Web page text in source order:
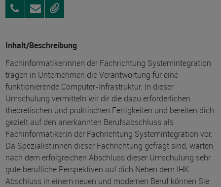
03834
3919190
AnfragenMerken
Inhalt/Beschreibung
Fachinformatiker:innen der Fachrichtung Systemintegration
tragen in Unternehmen die Verantwortung für eine
funktionierende Computer-Infrastruktur. In dieser
Umschulung vermitteln wir dir die dazu erforderlichen
theoretischen und praktischen Fertigkeiten und bereiten dich
gezielt auf den anerkannten Berufsabschluss als
Fachinformatiker:in der Fachrichtung Systemintegration vor.
Da Spezialist:innen dieser Fachrichtung gefragt sind, warten
nach dem erfolgreichen Abschluss dieser Umschulung sehr
gute berufliche Perspektiven auf dich.Neben dem IHK-
Abschluss in einem neuen und modernen Beruf können Sie